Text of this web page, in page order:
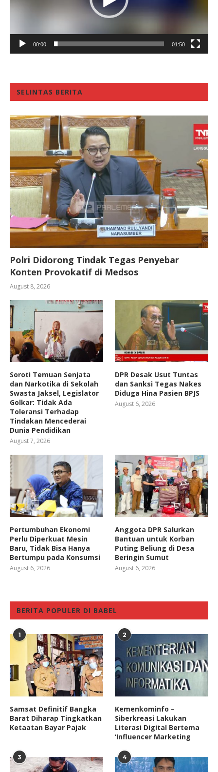
00:00 01:50
SELINTAS BERITA
Polri Didorong Tindak Tegas Penyebar
Konten Provokatif di Medsos
August 8, 2026
Soroti Temuan Senjata
dan Narkotika di Sekolah
Swasta Jaksel, Legislator
Golkar: Tidak Ada
Toleransi Terhadap
Tindakan Mencederai
Dunia Pendidikan
August 7, 2026
DPR Desak Usut Tuntas
dan Sanksi Tegas Nakes
Diduga Hina Pasien BPJS
August 6, 2026
Pertumbuhan Ekonomi
Perlu Diperkuat Mesin
Baru, Tidak Bisa Hanya
Bertumpu pada Konsumsi
August 6, 2026
Anggota DPR Salurkan
Bantuan untuk Korban
Puting Beliung di Desa
Beringin Sumut
August 6, 2026
BERITA POPULER DI BABEL
1
Samsat Definitif Bangka
Barat Diharap Tingkatkan
Ketaatan Bayar Pajak
2
Kemenkominfo –
Siberkreasi Lakukan
Literasi Digital Bertema
‘Influencer Marketing
3 4